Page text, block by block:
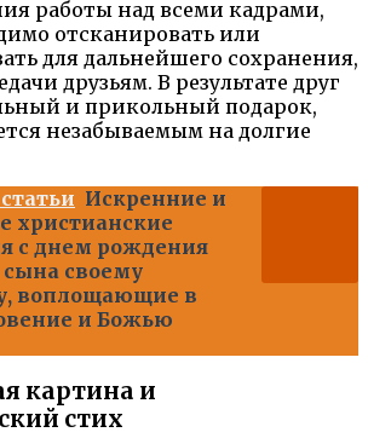
работы над всеми кадрами,
отсканировать или
для дальнейшего сохранения,
друзьям. В результате друг
и прикольный подарок,
незабываемым на долгие
Искренние и
христианские
с днем рождения
своему
воплощающие в
и Божью
картина и
стих